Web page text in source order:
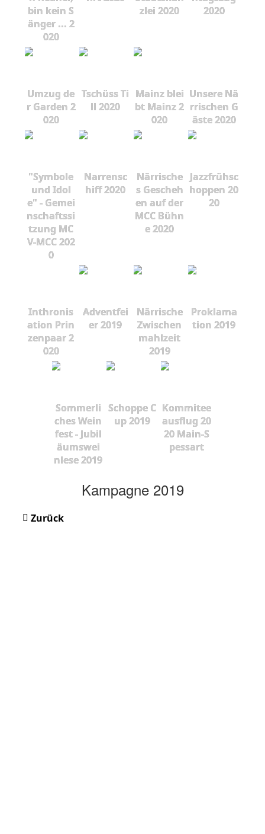
bin kein S
änger ... 2
020
zlei 2020
2020
Umzug de
r Garden 2
020
Tschüss Ti
ll 2020
Mainz blei
bt Mainz 2
020
Unsere Nä
rrischen G
äste 2020
"Symbole
und Idol
e" - Gemei
nschaftssi
tzung MC
V-MCC 202
0
Narrensc
hiff 2020
Närrische
s Gescheh
en auf der
MCC Bühn
e 2020
Jazzfrühsc
hoppen 20
20
Inthronis
ation Prin
zenpaar 2
020
Adventfei
er 2019
Närrische
Zwischen
mahlzeit
2019
Proklama
tion 2019
Sommerli
ches Wein
fest - Jubil
äumswei
nlese 2019
Schoppe C
up 2019
Kommitee
ausflug 20
20 Main-S
pessart
Kampagne 2019
Zurück